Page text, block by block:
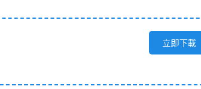
立即下載